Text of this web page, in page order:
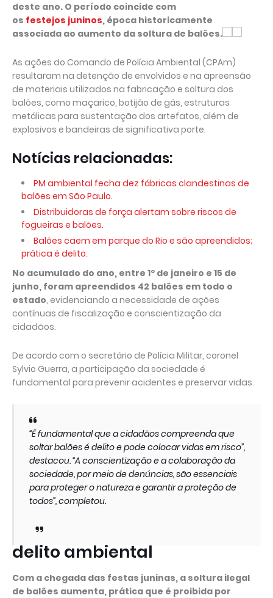
deste ano. O período coincide com
os festejos juninos, época historicamente
associada ao aumento da soltura de balões.
As ações do Comando de Polícia Ambiental (CPAm)
resultaram na detenção de envolvidos e na apreensão
de materiais utilizados na fabricação e soltura dos
balões, como maçarico, botijão de gás, estruturas
metálicas para sustentação dos artefatos, além de
explosivos e bandeiras de significativa porte.
Notícias relacionadas:
PM ambiental fecha dez fábricas clandestinas de
balões em São Paulo.
Distribuidoras de força alertam sobre riscos de
fogueiras e balões.
Balões caem em parque do Rio e são apreendidos;
prática é delito.
No acumulado do ano, entre 1º de janeiro e 15 de
junho, foram apreendidos 42 balões em todo o
estado, evidenciando a necessidade de ações
contínuas de fiscalização e conscientização da
cidadãos.
De acordo com o secretário de Polícia Militar, coronel
Sylvio Guerra, a participação da sociedade é
fundamental para prevenir acidentes e preservar vidas.
“É fundamental que a cidadãos compreenda que
soltar balões é delito e pode colocar vidas em risco”,
destacou. “A conscientização e a colaboração da
sociedade, por meio de denúncias, são essenciais
para proteger o natureza e garantir a proteção de
todos”, completou.
delito ambiental
Com a chegada das festas juninas, a soltura ilegal
de balões aumenta, prática que é proibida por